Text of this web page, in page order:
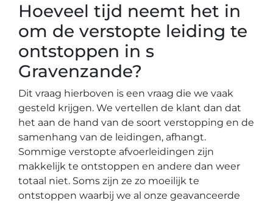
Hoeveel tijd neemt het in
om de verstopte leiding te
ontstoppen in s
Gravenzande?
Dit vraag hierboven is een vraag die we vaak
gesteld krijgen. We vertellen de klant dan dat
het aan de hand van de soort verstopping en de
samenhang van de leidingen, afhangt.
Sommige verstopte afvoerleidingen zijn
makkelijk te ontstoppen en andere dan weer
totaal niet. Soms zijn ze zo moeilijk te
ontstoppen waarbij we al onze geavanceerde